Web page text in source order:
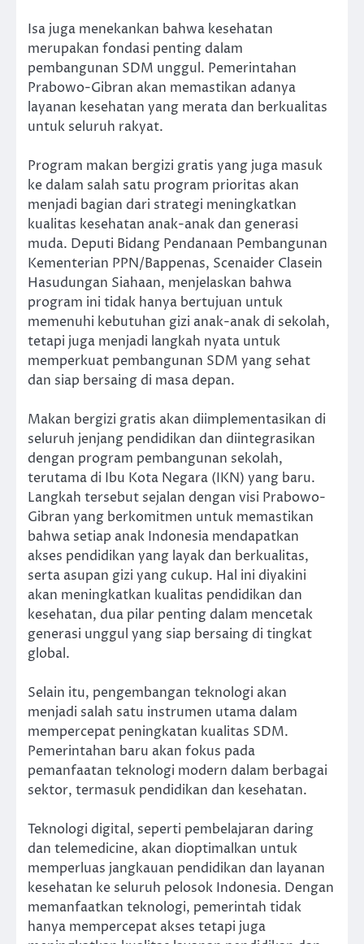
Isa juga menekankan bahwa kesehatan
merupakan fondasi penting dalam
pembangunan SDM unggul. Pemerintahan
Prabowo-Gibran akan memastikan adanya
layanan kesehatan yang merata dan berkualitas
untuk seluruh rakyat.
Program makan bergizi gratis yang juga masuk
ke dalam salah satu program prioritas akan
menjadi bagian dari strategi meningkatkan
kualitas kesehatan anak-anak dan generasi
muda. Deputi Bidang Pendanaan Pembangunan
Kementerian PPN/Bappenas, Scenaider Clasein
Hasudungan Siahaan, menjelaskan bahwa
program ini tidak hanya bertujuan untuk
memenuhi kebutuhan gizi anak-anak di sekolah,
tetapi juga menjadi langkah nyata untuk
memperkuat pembangunan SDM yang sehat
dan siap bersaing di masa depan.
Makan bergizi gratis akan diimplementasikan di
seluruh jenjang pendidikan dan diintegrasikan
dengan program pembangunan sekolah,
terutama di Ibu Kota Negara (IKN) yang baru.
Langkah tersebut sejalan dengan visi Prabowo-
Gibran yang berkomitmen untuk memastikan
bahwa setiap anak Indonesia mendapatkan
akses pendidikan yang layak dan berkualitas,
serta asupan gizi yang cukup. Hal ini diyakini
akan meningkatkan kualitas pendidikan dan
kesehatan, dua pilar penting dalam mencetak
generasi unggul yang siap bersaing di tingkat
global.
Selain itu, pengembangan teknologi akan
menjadi salah satu instrumen utama dalam
mempercepat peningkatan kualitas SDM.
Pemerintahan baru akan fokus pada
pemanfaatan teknologi modern dalam berbagai
sektor, termasuk pendidikan dan kesehatan.
Teknologi digital, seperti pembelajaran daring
dan telemedicine, akan dioptimalkan untuk
memperluas jangkauan pendidikan dan layanan
kesehatan ke seluruh pelosok Indonesia. Dengan
memanfaatkan teknologi, pemerintah tidak
hanya mempercepat akses tetapi juga